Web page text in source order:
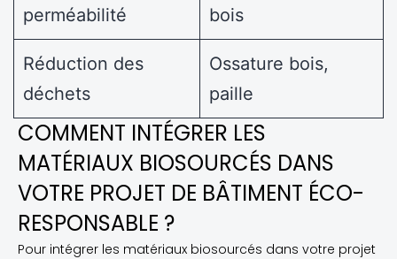
perméabilité
bois
Réduction des
déchets
Ossature bois,
paille
COMMENT INTÉGRER LES
MATÉRIAUX BIOSOURCÉS DANS
VOTRE PROJET DE BÂTIMENT ÉCO-
RESPONSABLE ?
Pour intégrer les matériaux biosourcés dans votre projet